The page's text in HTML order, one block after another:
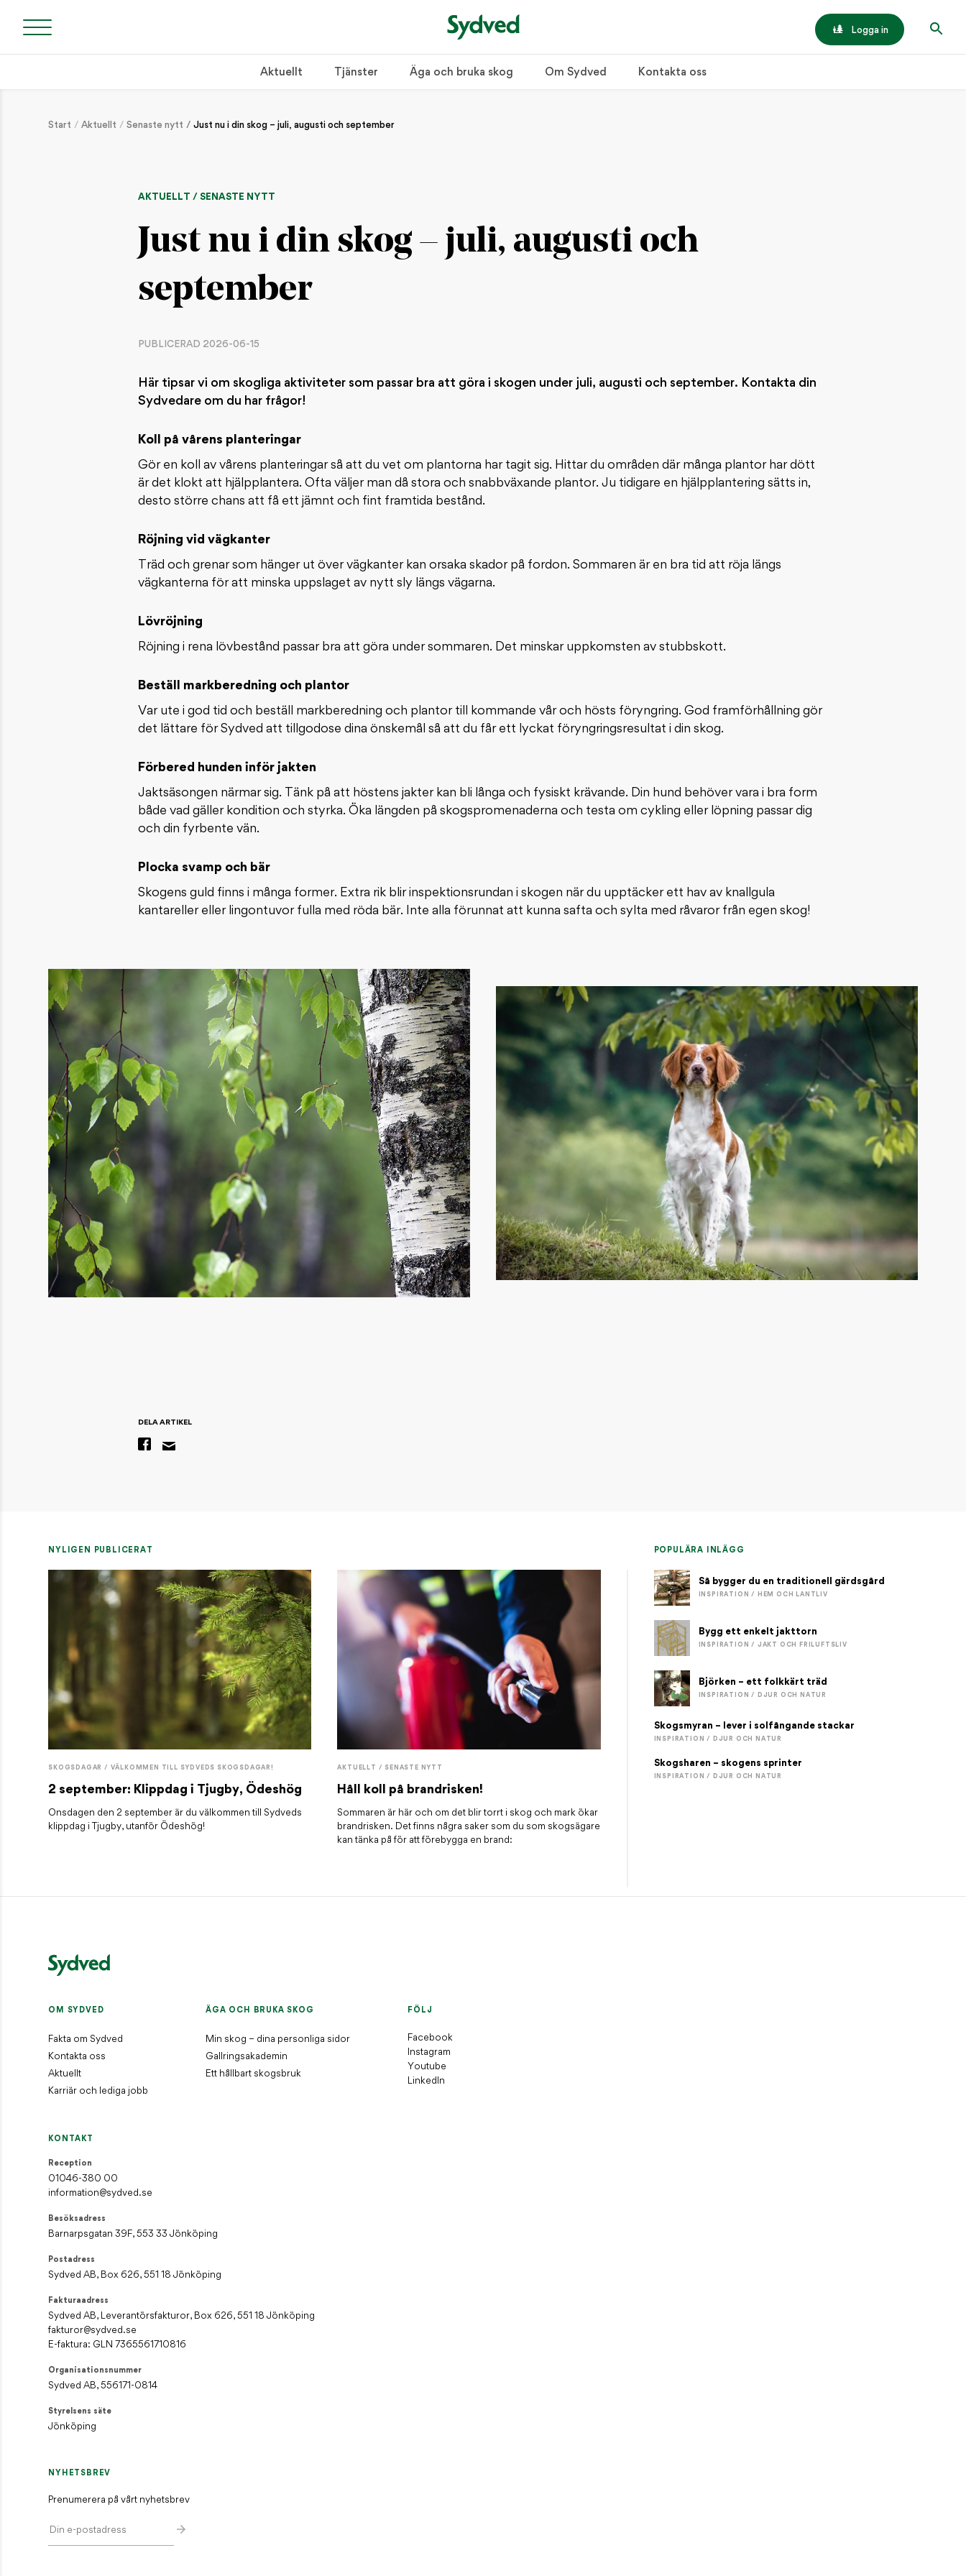
Logga in
Aktuellt Tjänster Äga och bruka skog Om Sydved Kontakta oss
Start Aktuellt Senaste nytt Just nu i din skog – juli, augusti och september
AKTUELLT / SENASTE NYTT
Just nu i din skog – juli, augusti och
september
PUBLICERAD 2026-06-15
Här tipsar vi om skogliga aktiviteter som passar bra att göra i skogen under juli, augusti och september. Kontakta din
Sydvedare om du har frågor!
Koll på vårens planteringar
Gör en koll av vårens planteringar så att du vet om plantorna har tagit sig. Hittar du områden där många plantor har dött
är det klokt att hjälpplantera. Ofta väljer man då stora och snabbväxande plantor. Ju tidigare en hjälpplantering sätts in,
desto större chans att få ett jämnt och fint framtida bestånd.
Röjning vid vägkanter
Träd och grenar som hänger ut över vägkanter kan orsaka skador på fordon. Sommaren är en bra tid att röja längs
vägkanterna för att minska uppslaget av nytt sly längs vägarna.
Lövröjning
Röjning i rena lövbestånd passar bra att göra under sommaren. Det minskar uppkomsten av stubbskott.
Beställ markberedning och plantor
Var ute i god tid och beställ markberedning och plantor till kommande vår och hösts föryngring. God framförhållning gör
det lättare för Sydved att tillgodose dina önskemål så att du får ett lyckat föryngringsresultat i din skog.
Förbered hunden inför jakten
Jaktsäsongen närmar sig. Tänk på att höstens jakter kan bli långa och fysiskt krävande. Din hund behöver vara i bra form
både vad gäller kondition och styrka. Öka längden på skogspromenaderna och testa om cykling eller löpning passar dig
och din fyrbente vän.
Plocka svamp och bär
Skogens guld finns i många former. Extra rik blir inspektionsrundan i skogen när du upptäcker ett hav av knallgula
kantareller eller lingontuvor fulla med röda bär. Inte alla förunnat att kunna safta och sylta med råvaror från egen skog!
DELA ARTIKEL
NYLIGEN PUBLICERAT
SKOGSDAGAR / VÄLKOMMEN TILL SYDVEDS SKOGSDAGAR!
2 september: Klippdag i Tjugby, Ödeshög
Onsdagen den 2 september är du välkommen till Sydveds
klippdag i Tjugby, utanför Ödeshög!
AKTUELLT / SENASTE NYTT
Håll koll på brandrisken!
Sommaren är här och om det blir torrt i skog och mark ökar
brandrisken. Det finns några saker som du som skogsägare
kan tänka på för att förebygga en brand:
POPULÄRA INLÄGG
Så bygger du en traditionell gärdsgård
INSPIRATION / HEM OCH LANTLIV
Bygg ett enkelt jakttorn
INSPIRATION / JAKT OCH FRILUFTSLIV
Björken – ett folkkärt träd
INSPIRATION / DJUR OCH NATUR
Skogsmyran – lever i solfångande stackar
INSPIRATION / DJUR OCH NATUR
Skogsharen – skogens sprinter
INSPIRATION / DJUR OCH NATUR
OM SYDVED
Fakta om Sydved
Kontakta oss
Aktuellt
Karriär och lediga jobb
ÄGA OCH BRUKA SKOG
Min skog – dina personliga sidor
Gallringsakademin
Ett hållbart skogsbruk
FÖLJ
Facebook
Instagram
Youtube
LinkedIn
KONTAKT
Reception
01046-380 00
information@sydved.se
Besöksadress
Barnarpsgatan 39F, 553 33 Jönköping
Postadress
Sydved AB, Box 626, 551 18 Jönköping
Fakturaadress
Sydved AB, Leverantörsfakturor, Box 626, 551 18 Jönköping
fakturor@sydved.se
E-faktura: GLN 7365561710816
Organisationsnummer
Sydved AB, 556171-0814
Styrelsens säte
Jönköping
NYHETSBREV
Prenumerera på vårt nyhetsbrev